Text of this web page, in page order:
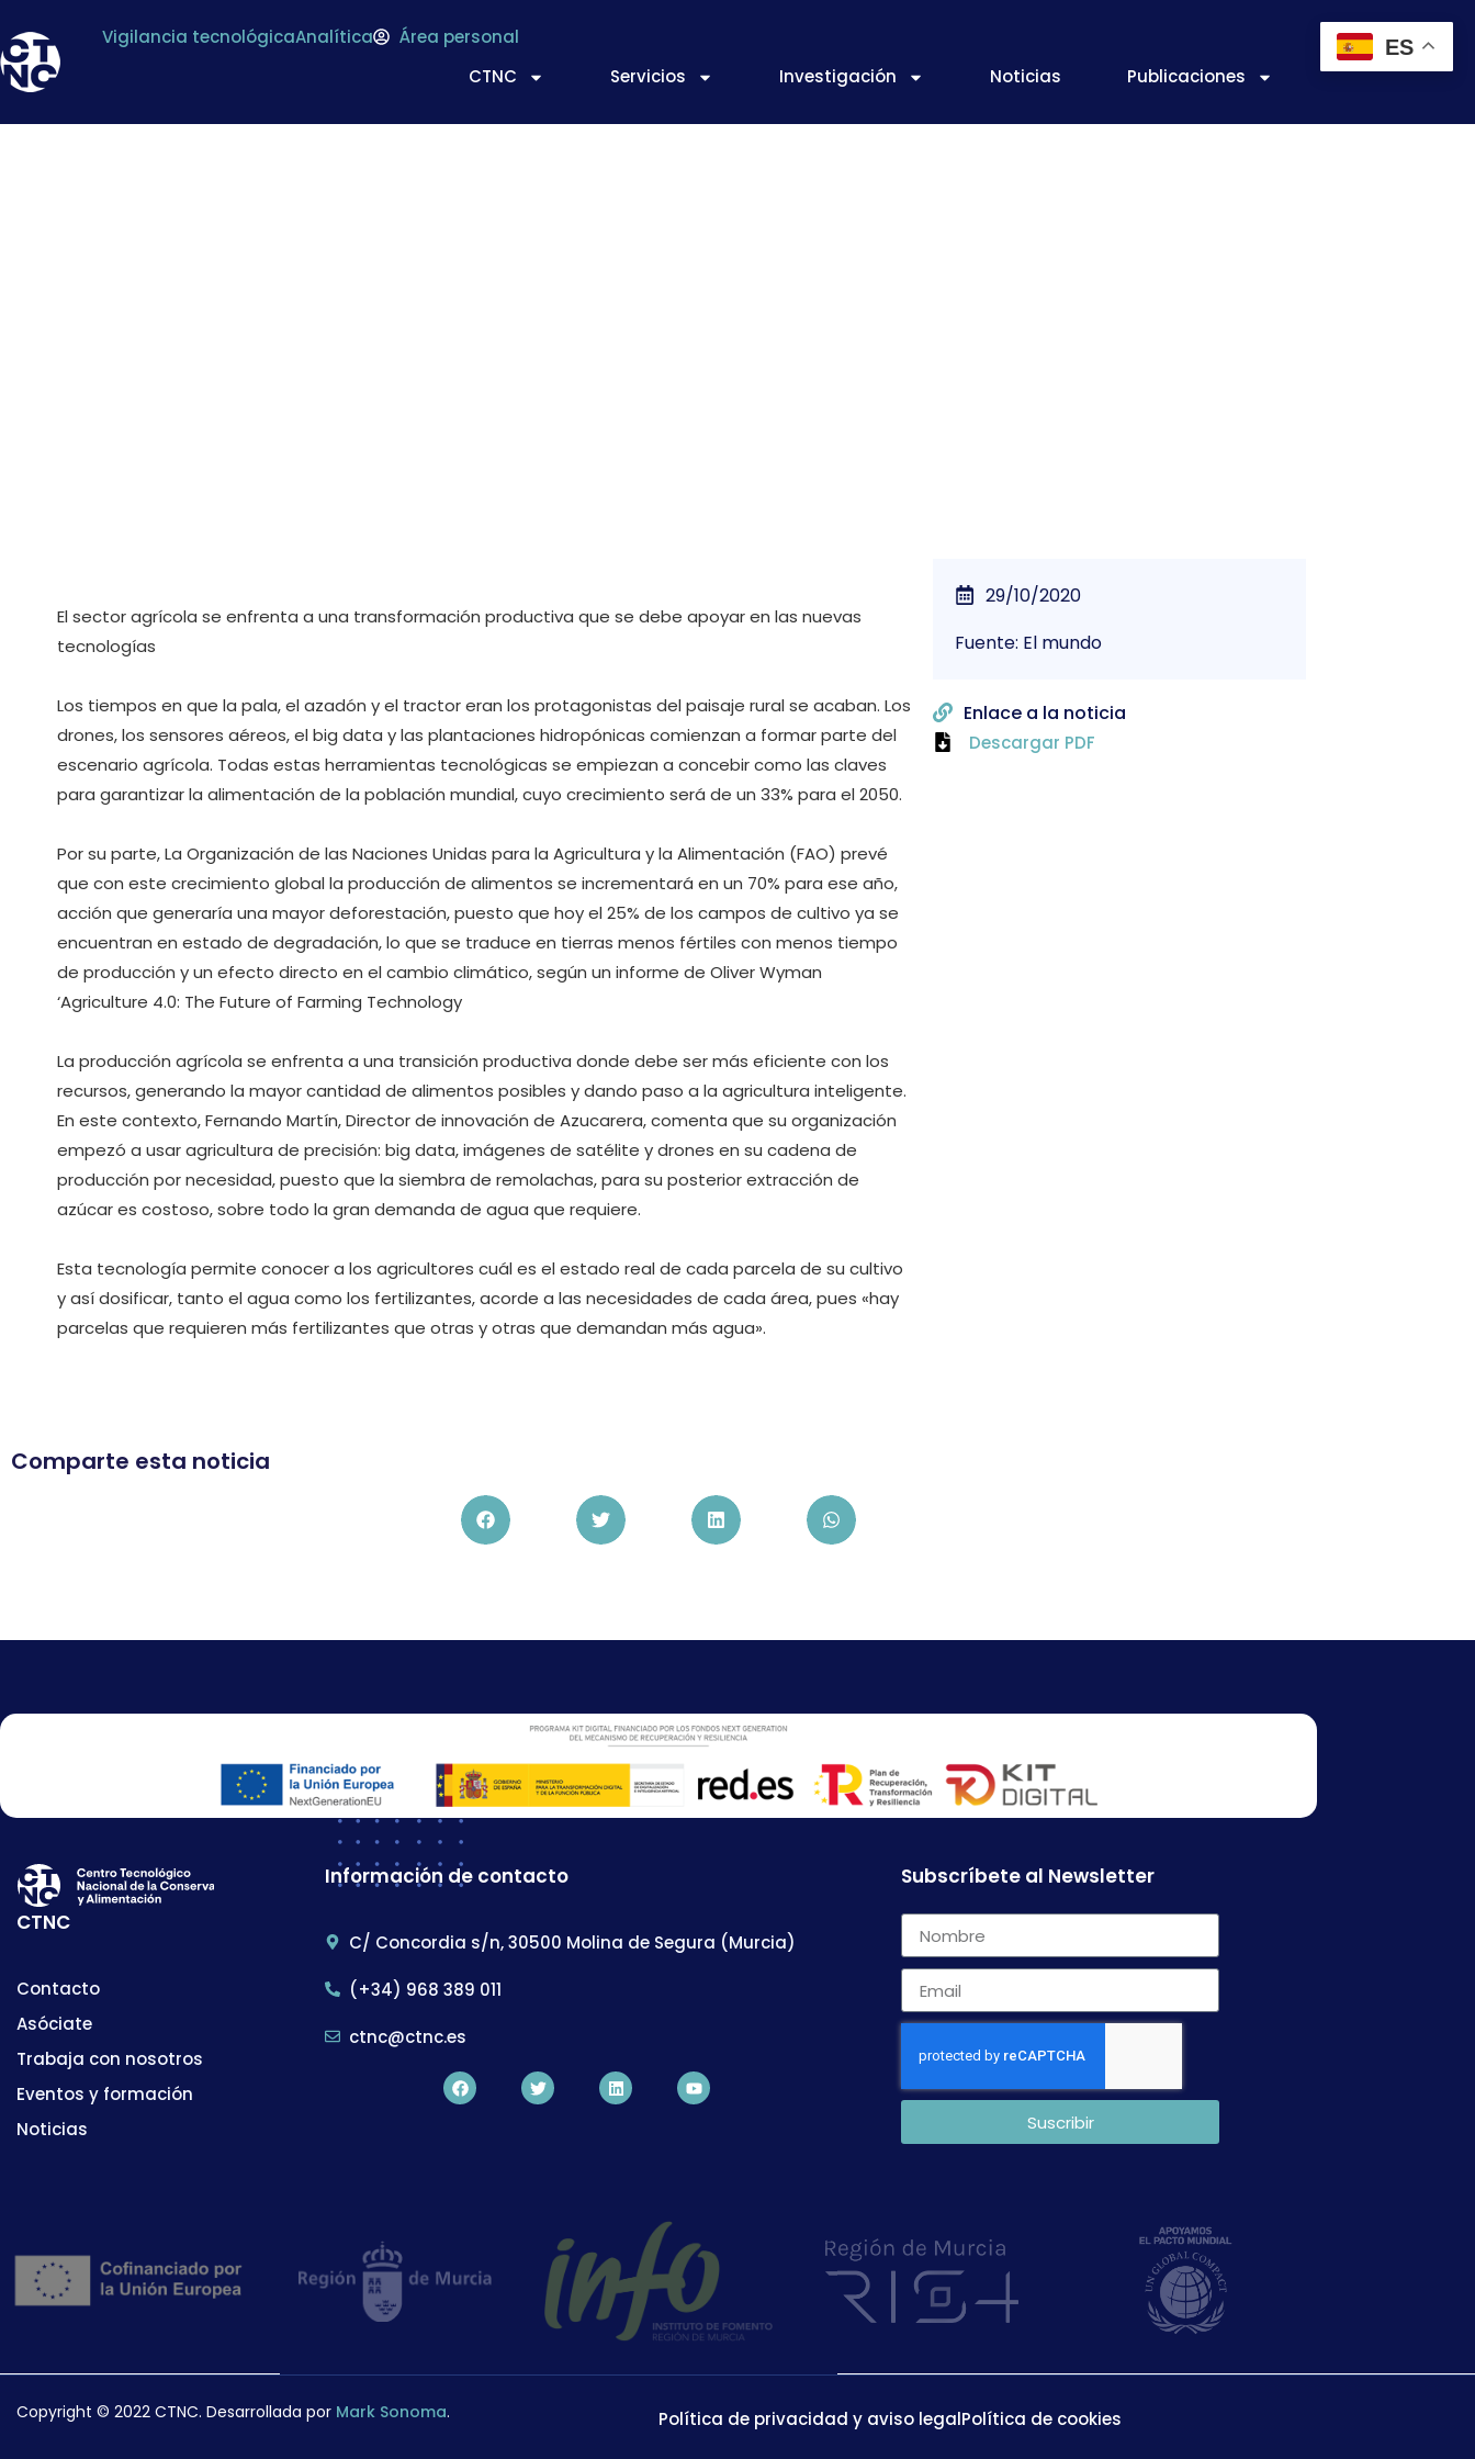
Vigilancia tecnológicaAnalítica
Área personal
CTNC
Servicios Investigación Noticias Publicaciones
El sector agrícola se enfrenta a una transformación productiva que se debe apoyar en las nuevas
tecnologías
Los tiempos en que la pala, el azadón y el tractor eran los protagonistas del paisaje rural se acaban. Los
drones, los sensores aéreos, el big data y las plantaciones hidropónicas comienzan a formar parte del
escenario agrícola. Todas estas herramientas tecnológicas se empiezan a concebir como las claves
para garantizar la alimentación de la población mundial, cuyo crecimiento será de un 33% para el 2050.
Por su parte, La Organización de las Naciones Unidas para la Agricultura y la Alimentación (FAO) prevé
que con este crecimiento global la producción de alimentos se incrementará en un 70% para ese año,
acción que generaría una mayor deforestación, puesto que hoy el 25% de los campos de cultivo ya se
encuentran en estado de degradación, lo que se traduce en tierras menos fértiles con menos tiempo
de producción y un efecto directo en el cambio climático, según un informe de Oliver Wyman
‘Agriculture 4.0: The Future of Farming Technology
La producción agrícola se enfrenta a una transición productiva donde debe ser más eficiente con los
recursos, generando la mayor cantidad de alimentos posibles y dando paso a la agricultura inteligente.
En este contexto, Fernando Martín, Director de innovación de Azucarera, comenta que su organización
empezó a usar agricultura de precisión: big data, imágenes de satélite y drones en su cadena de
producción por necesidad, puesto que la siembra de remolachas, para su posterior extracción de
azúcar es costoso, sobre todo la gran demanda de agua que requiere.
Esta tecnología permite conocer a los agricultores cuál es el estado real de cada parcela de su cultivo
y así dosificar, tanto el agua como los fertilizantes, acorde a las necesidades de cada área, pues «hay
parcelas que requieren más fertilizantes que otras y otras que demandan más agua».
29/10/2020
Fuente: El mundo
Enlace a la noticia
Descargar PDF
Comparte esta noticia
CTNC
Contacto
Asóciate
Trabaja con nosotros
Eventos y formación
Noticias
Información de contacto
C/ Concordia s/n, 30500 Molina de Segura (Murcia)
(+34) 968 389 011
ctnc@ctnc.es
Subscríbete al Newsletter
Suscribir
Copyright © 2022 CTNC. Desarrollada por Mark Sonoma. Política de privacidad y aviso legalPolítica de cookies
ES